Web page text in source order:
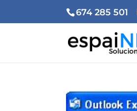
674 285 501